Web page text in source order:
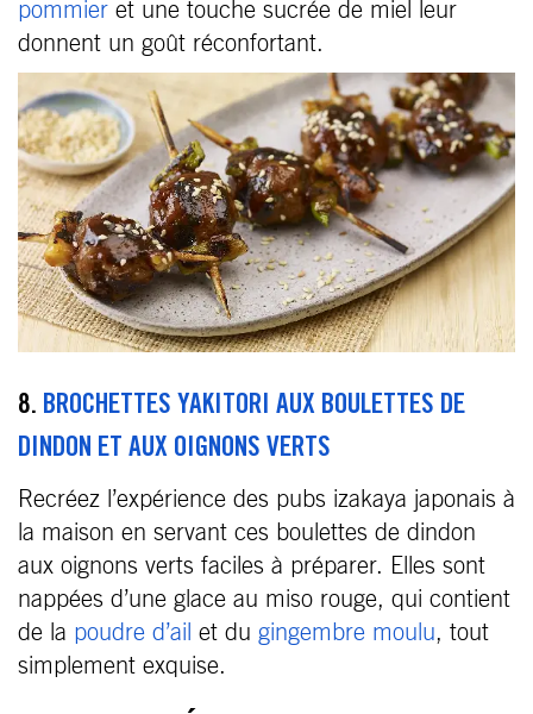
pommier et une touche sucrée de miel leur
donnent un goût réconfortant.
8. BROCHETTES YAKITORI AUX BOULETTES DE
DINDON ET AUX OIGNONS VERTS
Recréez l’expérience des pubs izakaya japonais à
la maison en servant ces boulettes de dindon
aux oignons verts faciles à préparer. Elles sont
nappées d’une glace au miso rouge, qui contient
de la poudre d’ail et du gingembre moulu, tout
simplement exquise.